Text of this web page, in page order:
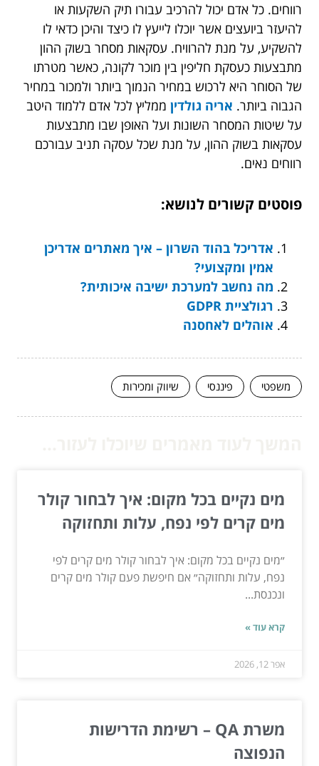
רווחים. כל אדם יכול להרכיב עבורו תיק השקעות או
להיעזר ביועצים אשר יוכלו לייעץ לו כיצד והיכן כדאי לו
להשקיע, על מנת להרוויח. עסקאות מסחר בשוק ההון
מתבצעות כעסקת חליפין בין מוכר לקונה, כאשר מטרתו
של הסוחר היא לרכוש במחיר הנמוך ביותר ולמכור במחיר
הגבוה ביותר. אריה גולדין ממליץ לכל אדם ללמוד היטב
על שיטות המסחר השונות ועל האופן שבו מתבצעות
עסקאות בשוק ההון, על מנת שכל עסקה תניב עבורכם
רווחים נאים.
פוסטים קשורים לנושא:
אדריכל בהוד השרון – איך מאתרים אדריכן
אמין ומקצועי?
מה נחשב למערכת ישיבה איכותית?
רגולציית GDPR
אוהלים לאחסנה
משפטי פיננסי שיווק ומכירות
מים נקיים בכל מקום: איך לבחור קולר
מים קרים לפי נפח, עלות ותחזוקה
״מים נקיים בכל מקום: איך לבחור קולר מים קרים לפי
נפח, עלות ותחזוקה״ אם חיפשת פעם קולר מים קרים
ונכנסת...
קרא עוד »
אפר 12, 2026
משרת QA – רשימת הדרישות
הנפוצה